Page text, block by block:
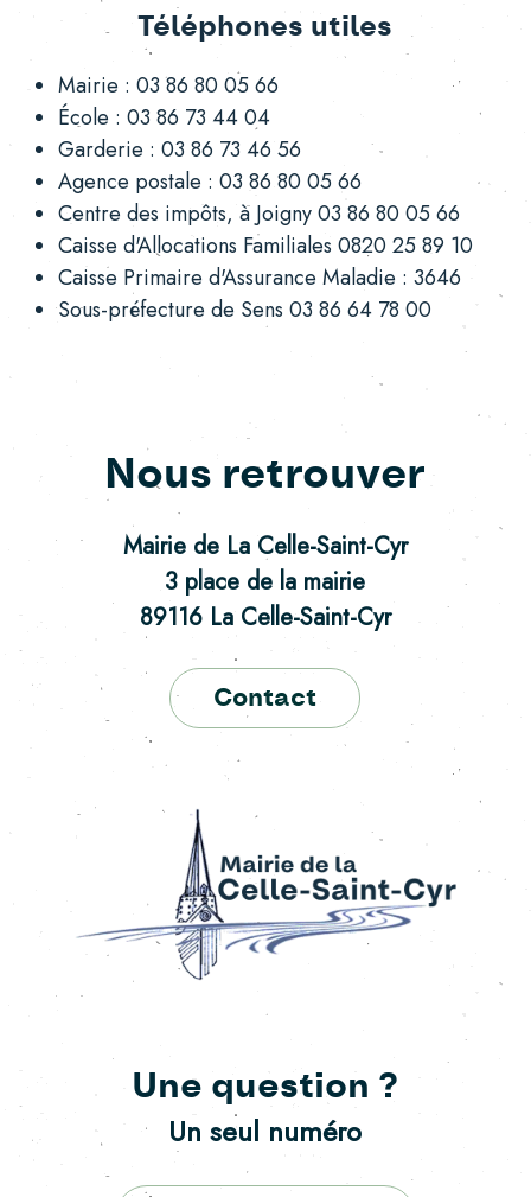
Téléphones utiles
Mairie : 03 86 80 05 66
École : 03 86 73 44 04
Garderie : 03 86 73 46 56
Agence postale : 03 86 80 05 66
Centre des impôts, à Joigny 03 86 80 05 66
Caisse d'Allocations Familiales 0820 25 89 10
Caisse Primaire d'Assurance Maladie : 3646
Sous-préfecture de Sens 03 86 64 78 00
Nous retrouver
Mairie de La Celle-Saint-Cyr
3 place de la mairie
89116 La Celle-Saint-Cyr
Contact
Une question ?
Un seul numéro